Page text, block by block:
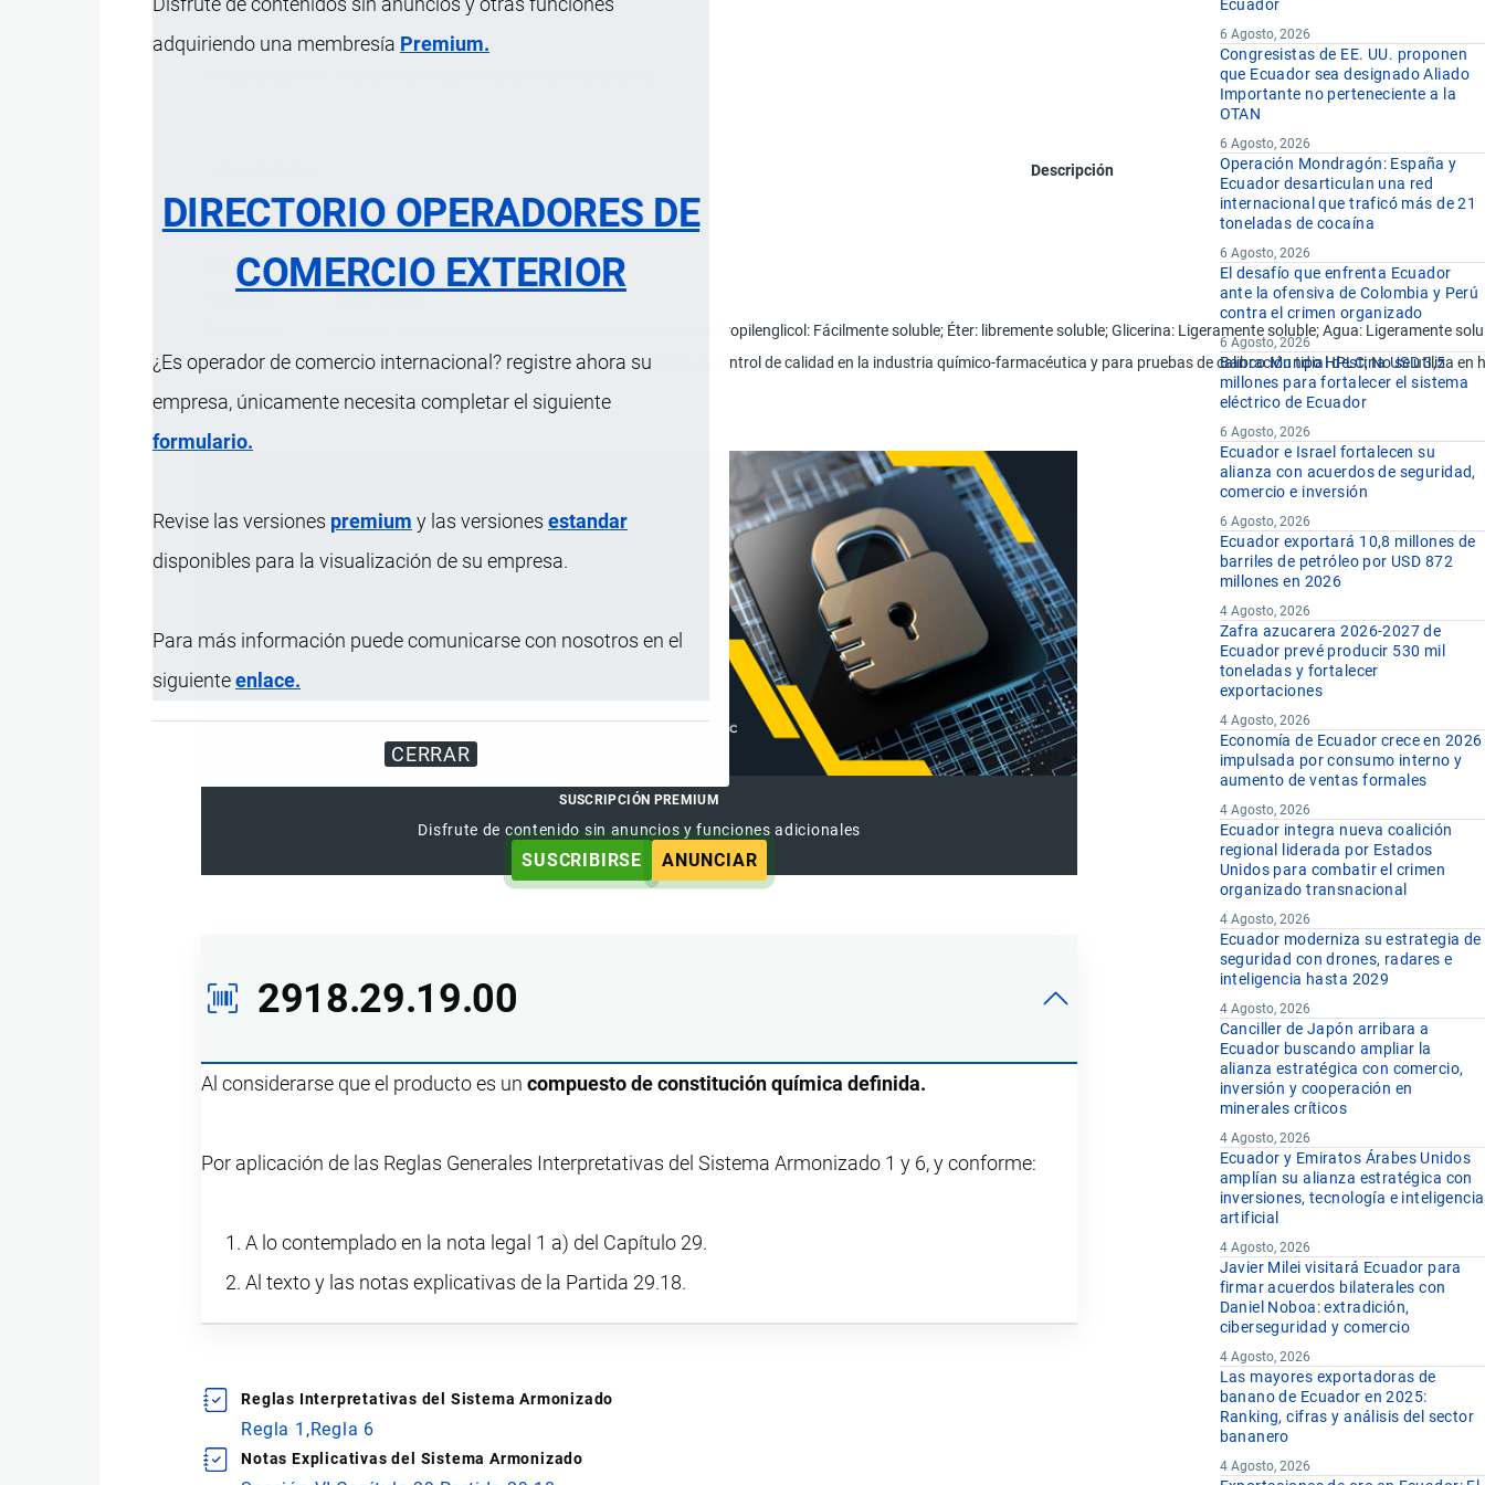
adquiriendo una membresía Premium.
DIRECTORIO OPERADORES DE
COMERCIO EXTERIOR
¿Es operador de comercio internacional? registre ahora su
empresa, únicamente necesita completar el siguiente
formulario.
Revise las versiones premium y las versiones estandar
disponibles para la visualización de su empresa.
Para más información puede comunicarse con nosotros en el
siguienteenlace.
CERRAR
Descripción
Fórmula molecularC9H10O3
Peso molecular
166.17
120-47-8
Acetona: Fácilmente soluble; Etanol: Fácilmente soluble; Propilenglicol: Fácilmente soluble; Éter: libremente soluble; Glicerina: Ligeramente soluble; Agua: Ligeramente
Uso
Estándar de referencia para pruebas de laboratorios en control de calidad en la industria químico-farmacéutica y para pruebas de calibración tipo HPLC; No se utiliza
Presentación
Envase de 200 mg.
SUSCRIPCIÓN PREMIUM
Disfrute de contenido sin anuncios y funciones adicionales
SUSCRIBIRSE ANUNCIAR
2918.29.19.00
Al considerarse que el producto es uncompuesto de constitución química definida.
Por aplicación de las Reglas Generales Interpretativas del Sistema Armonizado 1 y 6, y conforme:
A lo contemplado en la nota legal 1 a) del Capítulo 29.
Al texto y las notas explicativas de la Partida 29.18.
Reglas Interpretativas del Sistema Armonizado
Regla 1 Regla 6
Notas Explicativas del Sistema Armonizado
Ecuador
6 Agosto, 2026
Congresistas de EE. UU. proponen
que Ecuador sea designado Aliado
Importante no perteneciente a la
OTAN
6 Agosto, 2026
Operación Mondragón: España y
Ecuador desarticulan una red
internacional que traficó más de 21
toneladas de cocaína
6 Agosto, 2026
El desafío que enfrenta Ecuador
ante la ofensiva de Colombia y Perú
contra el crimen organizado
6 Agosto, 2026
Banco Mundial destina USD 3,5
millones para fortalecer el sistema
eléctrico de Ecuador
6 Agosto, 2026
Ecuador e Israel fortalecen su
alianza con acuerdos de seguridad,
comercio e inversión
6 Agosto, 2026
Ecuador exportará 10,8 millones de
barriles de petróleo por USD 872
millones en 2026
4 Agosto, 2026
Zafra azucarera 2026-2027 de
Ecuador prevé producir 530 mil
toneladas y fortalecer
exportaciones
4 Agosto, 2026
Economía de Ecuador crece en 2026
impulsada por consumo interno y
aumento de ventas formales
4 Agosto, 2026
Ecuador integra nueva coalición
regional liderada por Estados
Unidos para combatir el crimen
organizado transnacional
4 Agosto, 2026
Ecuador moderniza su estrategia de
seguridad con drones, radares e
inteligencia hasta 2029
4 Agosto, 2026
Canciller de Japón arribara a
Ecuador buscando ampliar la
alianza estratégica con comercio,
inversión y cooperación en
minerales críticos
4 Agosto, 2026
Ecuador y Emiratos Árabes Unidos
amplían su alianza estratégica con
inversiones, tecnología e inteligencia
artificial
4 Agosto, 2026
Javier Milei visitará Ecuador para
firmar acuerdos bilaterales con
Daniel Noboa: extradición,
ciberseguridad y comercio
4 Agosto, 2026
Las mayores exportadoras de
banano de Ecuador en 2025:
Ranking, cifras y análisis del sector
bananero
4 Agosto, 2026